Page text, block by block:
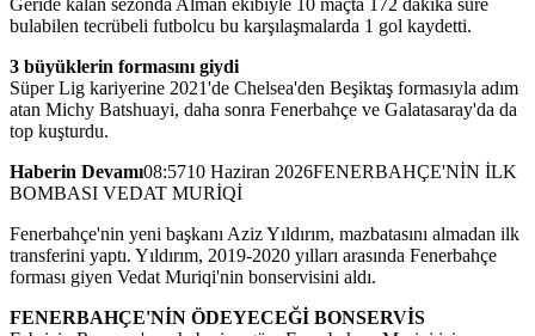
Geride kalan sezonda Alman ekibiyle 10 maçta 172 dakika süre
bulabilen tecrübeli futbolcu bu karşılaşmalarda 1 gol kaydetti.
3 büyüklerin formasını giydi
Süper Lig kariyerine 2021'de Chelsea'den Beşiktaş formasıyla adım
atan Michy Batshuayi, daha sonra Fenerbahçe ve Galatasaray'da da
top kuşturdu.
Haberin Devamı08:5710 Haziran 2026FENERBAHÇE'NİN İLK
BOMBASI VEDAT MURİQİ
Fenerbahçe'nin yeni başkanı Aziz Yıldırım, mazbatasını almadan ilk
transferini yaptı. Yıldırım, 2019-2020 yılları arasında Fenerbahçe
forması giyen Vedat Muriqi'nin bonservisini aldı.
FENERBAHÇE'NİN ÖDEYECEĞİ BONSERVİS